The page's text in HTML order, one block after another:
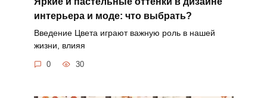
интерьера и моде: что выбрать?
Введение Цвета играют важную роль в нашей
жизни, влияя
0 30